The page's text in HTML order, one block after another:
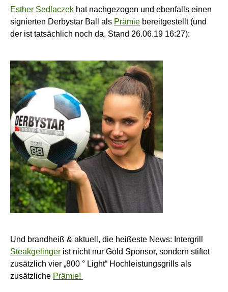
Esther Sedlaczek hat nachgezogen und ebenfalls einen
signierten Derbystar Ball als Prämie bereitgestellt (und
der ist tatsächlich noch da, Stand 26.06.19 16:27):
Und brandheiß & aktuell, die heißeste News: Intergrill
Steakgelinger ist nicht nur Gold Sponsor, sondern stiftet
zusätzlich vier „800 ° Light“ Hochleistungsgrills als
zusätzliche Prämie!